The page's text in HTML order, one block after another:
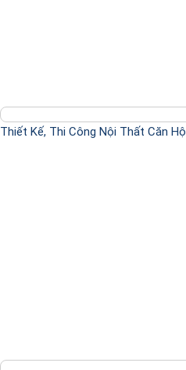
Thiết Kế, Thi Công Nội Thất Căn Hộ